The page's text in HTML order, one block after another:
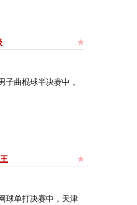
★
曲棍球半决赛中，
★
单打决赛中，天津